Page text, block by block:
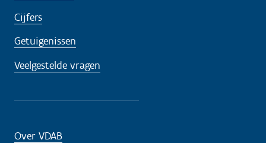
Cijfers
Getuigenissen
Veelgestelde vragen
Over VDAB